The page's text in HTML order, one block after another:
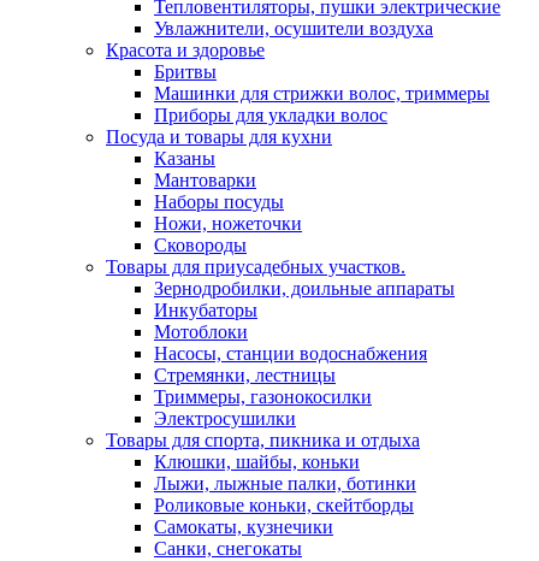
Тепловентиляторы, пушки электрические
Увлажнители, осушители воздуха
Красота и здоровье
Бритвы
Машинки для стрижки волос, триммеры
Приборы для укладки волос
Посуда и товары для кухни
Казаны
Мантоварки
Наборы посуды
Ножи, ножеточки
Сковороды
Товары для приусадебных участков.
Зернодробилки, доильные аппараты
Инкубаторы
Мотоблоки
Насосы, станции водоснабжения
Стремянки, лестницы
Триммеры, газонокосилки
Электросушилки
Товары для спорта, пикника и отдыха
Клюшки, шайбы, коньки
Лыжи, лыжные палки, ботинки
Роликовые коньки, скейтборды
Самокаты, кузнечики
Санки, снегокаты